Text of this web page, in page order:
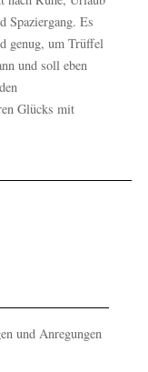
Spaziergang. Es
genug, um Trüffel
und soll eben
Glücks mit
und Anregungen